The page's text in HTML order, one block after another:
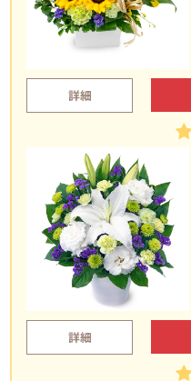
詳細
詳細